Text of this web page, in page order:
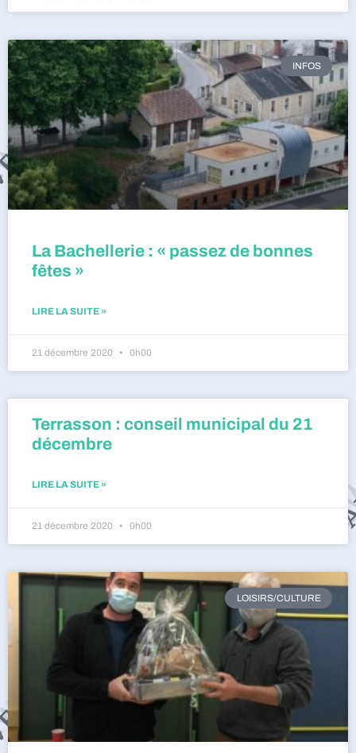
INFOS
La Bachellerie : « passez de bonnes
fêtes »
LIRE LA SUITE »
21 décembre 2020 0h00
Terrasson : conseil municipal du 21
décembre
LIRE LA SUITE »
21 décembre 2020 0h00
LOISIRS/CULTURE